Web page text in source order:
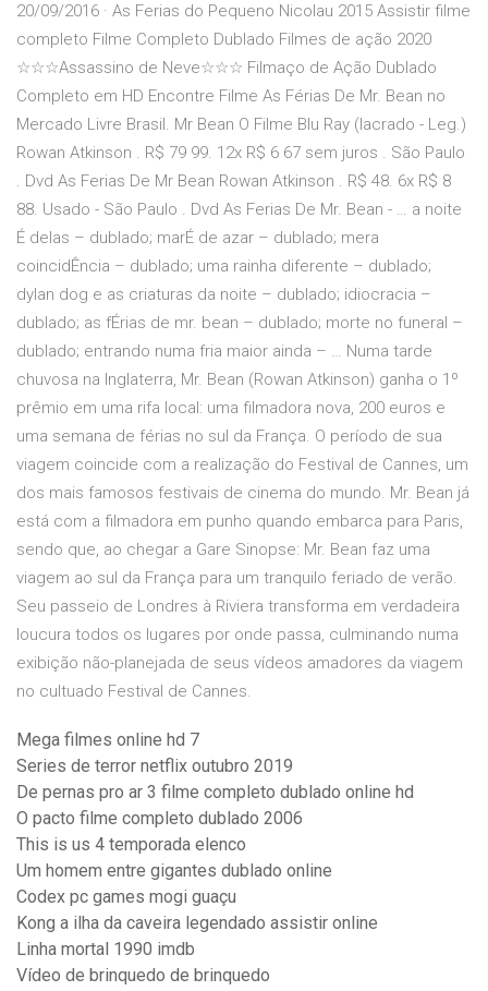
20/09/2016 · As Ferias do Pequeno Nicolau 2015 Assistir filme
completo Filme Completo Dublado Filmes de ação 2020
☆☆☆Assassino de Neve☆☆☆ Filmaço de Ação Dublado
Completo em HD Encontre Filme As Férias De Mr. Bean no
Mercado Livre Brasil. Mr Bean O Filme Blu Ray (lacrado - Leg.)
Rowan Atkinson . R$ 79 99. 12x R$ 6 67 sem juros . São Paulo
. Dvd As Ferias De Mr Bean Rowan Atkinson . R$ 48. 6x R$ 8
88. Usado - São Paulo . Dvd As Ferias De Mr. Bean - … a noite
É delas – dublado; marÉ de azar – dublado; mera
coincidÊncia – dublado; uma rainha diferente – dublado;
dylan dog e as criaturas da noite – dublado; idiocracia –
dublado; as fÉrias de mr. bean – dublado; morte no funeral –
dublado; entrando numa fria maior ainda – … Numa tarde
chuvosa na Inglaterra, Mr. Bean (Rowan Atkinson) ganha o 1º
prêmio em uma rifa local: uma filmadora nova, 200 euros e
uma semana de férias no sul da França. O período de sua
viagem coincide com a realização do Festival de Cannes, um
dos mais famosos festivais de cinema do mundo. Mr. Bean já
está com a filmadora em punho quando embarca para Paris,
sendo que, ao chegar a Gare Sinopse: Mr. Bean faz uma
viagem ao sul da França para um tranquilo feriado de verão.
Seu passeio de Londres à Riviera transforma em verdadeira
loucura todos os lugares por onde passa, culminando numa
exibição não-planejada de seus vídeos amadores da viagem
no cultuado Festival de Cannes.
Mega filmes online hd 7
Series de terror netflix outubro 2019
De pernas pro ar 3 filme completo dublado online hd
O pacto filme completo dublado 2006
This is us 4 temporada elenco
Um homem entre gigantes dublado online
Codex pc games mogi guaçu
Kong a ilha da caveira legendado assistir online
Linha mortal 1990 imdb
Vídeo de brinquedo de brinquedo